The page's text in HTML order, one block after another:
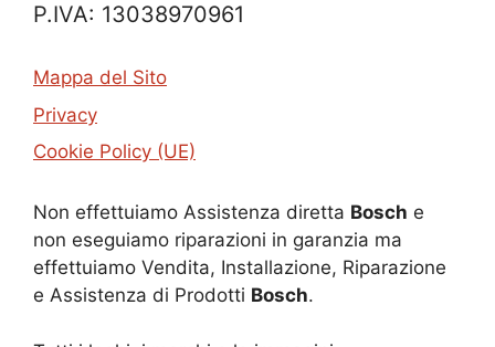
P.IVA: 13038970961
Mappa del Sito
Privacy
Cookie Policy (UE)
Non effettuiamo Assistenza diretta Bosch e
non eseguiamo riparazioni in garanzia ma
effettuiamo Vendita, Installazione, Riparazione
e Assistenza di Prodotti Bosch.